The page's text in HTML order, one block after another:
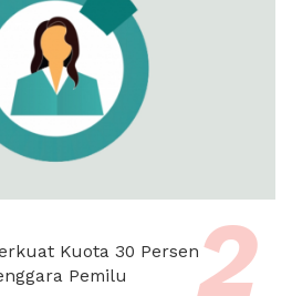
Kuota 30 Persen
Pemilu